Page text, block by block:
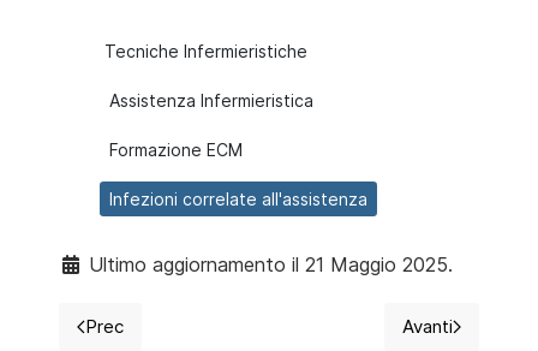
Tecniche Infermieristiche
Assistenza Infermieristica
Formazione ECM
Infezioni correlate all'assistenza
Ultimo aggiornamento il 21 Maggio 2025.
Articolo precedente: Lo stetofonendoscopio,
Prec Articolo
Avanti